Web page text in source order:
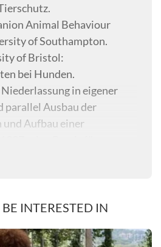
Animal Behaviour
of Southampton.
of Bristol:
bei Hunden.
in eigener
parallel Ausbau der
Aufbau einer
angegliederter
ua. als Präsidentin
in der
INTERESTED IN